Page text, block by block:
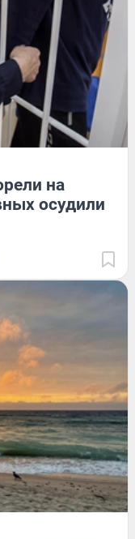
на
осудили